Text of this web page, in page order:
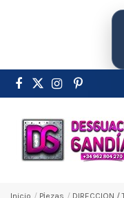
Inicio Pіezas DIRECCION /